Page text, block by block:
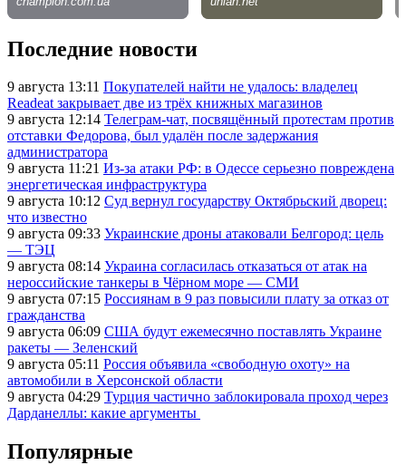
Последние новости
9 августа 13:11 Покупателей найти не удалось: владелец
Readeat закрывает две из трёх книжных магазинов
9 августа 12:14 Телеграм-чат, посвящённый протестам против
отставки Федорова, был удалён после задержания
администратора
9 августа 11:21 Из-за атаки РФ: в Одессе серьезно повреждена
энергетическая инфраструктура
9 августа 10:12 Суд вернул государству Октябрьский дворец:
что известно
9 августа 09:33 Украинские дроны атаковали Белгород: цель
— ТЭЦ
9 августа 08:14 Украина согласилась отказаться от атак на
нероссийские танкеры в Чёрном море — СМИ
9 августа 07:15 Россиянам в 9 раз повысили плату за отказ от
гражданства
9 августа 06:09 США будут ежемесячно поставлять Украине
ракеты — Зеленский
9 августа 05:11 Россия объявила «свободную охоту» на
автомобили в Херсонской области
9 августа 04:29 Турция частично заблокировала проход через
Дарданеллы: какие аргументы
Популярные